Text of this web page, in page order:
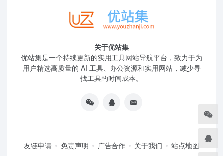
关于优站集
优站集是一个持续更新的实用工具网站导航平台，致力于为
用户精选高质量的 AI 工具、办公资源和实用网站，减少寻
找工具的时间成本。
友链申请 免责声明 广告合作 关于我们 站点地图